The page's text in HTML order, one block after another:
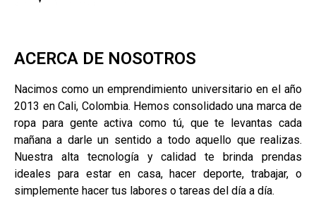
ACERCA DE NOSOTROS
Nacimos como un emprendimiento universitario en el año
2013 en Cali, Colombia. Hemos consolidado una marca de
ropa para gente activa como tú, que te levantas cada
mañana a darle un sentido a todo aquello que realizas.
Nuestra alta tecnología y calidad te brinda prendas
ideales para estar en casa, hacer deporte, trabajar, o
simplemente hacer tus labores o tareas del día a día.